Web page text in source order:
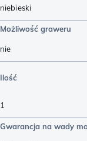
niebieski
Możliwość graweru
nie
Ilość
1
Gwarancja na wady